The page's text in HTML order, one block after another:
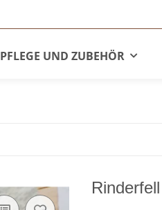
PFLEGE UND ZUBEHÖR